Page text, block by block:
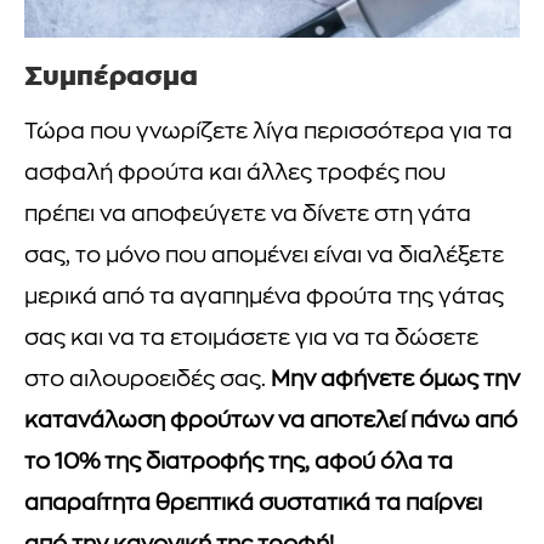
Συμπέρασμα
Τώρα που γνωρίζετε λίγα περισσότερα για τα
ασφαλή φρούτα και άλλες τροφές που
πρέπει να αποφεύγετε να δίνετε στη γάτα
σας, το μόνο που απομένει είναι να διαλέξετε
μερικά από τα αγαπημένα φρούτα της γάτας
σας και να τα ετοιμάσετε για να τα δώσετε
στο αιλουροειδές σας. Μην αφήνετε όμως την
κατανάλωση φρούτων να αποτελεί πάνω από
το 10% της διατροφής της, αφού όλα τα
απαραίτητα θρεπτικά συστατικά τα παίρνει